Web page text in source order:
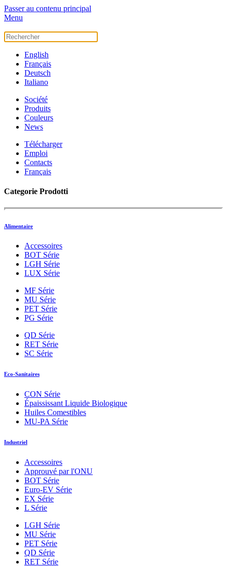
Passer au contenu principal
Menu
English
Français
Deutsch
Italiano
Société
Produits
Couleurs
News
Télécharger
Emploi
Contacts
Français
Categorie Prodotti
Alimentaire
Accessoires
BOT Série
LGH Série
LUX Série
MF Série
MU Série
PET Série
PG Série
QD Série
RET Série
SC Série
Eco-Sanitaires
CON Série
Épaississant Liquide Biologique
Huiles Comestibles
MU-PA Série
Industriel
Accessoires
Approuvé par l'ONU
BOT Série
Euro-EV Série
EX Série
L Série
LGH Série
MU Série
PET Série
QD Série
RET Série